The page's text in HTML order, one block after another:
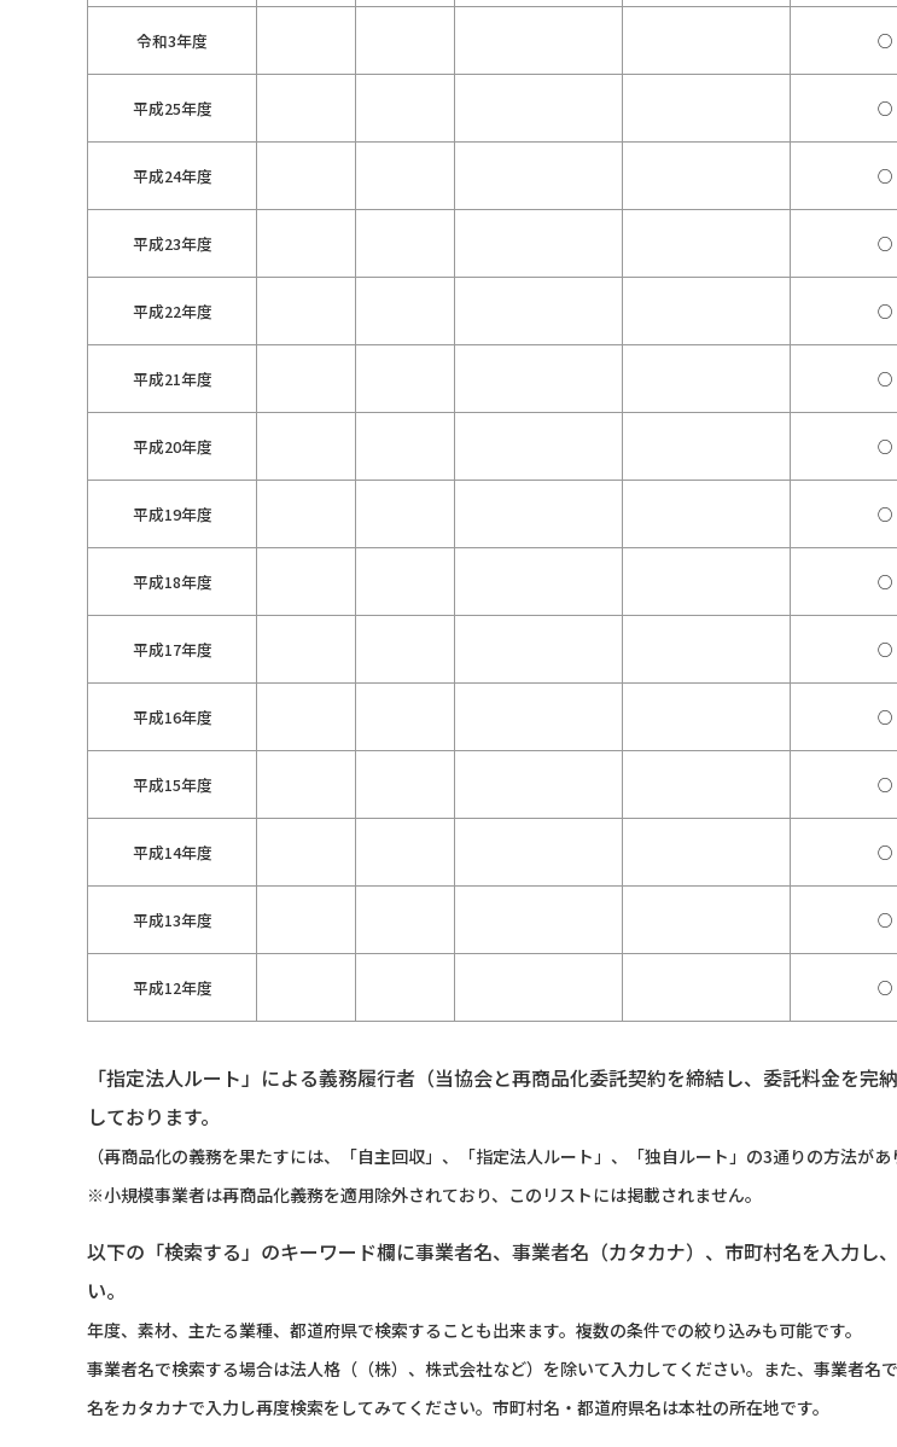
令和3年度 ○
平成25年度 ○
平成24年度 ○
平成23年度 ○
平成22年度 ○
平成21年度 ○
平成20年度 ○
平成19年度 ○
平成18年度 ○
平成17年度 ○
平成16年度 ○
平成15年度 ○
平成14年度 ○
平成13年度 ○
平成12年度 ○
「指定法人ルート」による義務履行者（当協会と再商品化委託契約を締結し、委託料金を完
しております。
（再商品化の義務を果たすには、「自主回収」、「指定法人ルート」、「独自ルート」の3通りの方法があ
※小規模事業者は再商品化義務を適用除外されており、このリストには掲載されません。
以下の「検索する」のキーワード欄に事業者名、事業者名（カタカナ）、市町村名を入力し
い。
年度、素材、主たる業種、都道府県で検索することも出来ます。複数の条件での絞り込みも可能です。
事業者名で検索する場合は法人格（（株）、株式会社など）を除いて入力してください。また、事業者名
名をカタカナで入力し再度検索をしてみてください。市町村名・都道府県名は本社の所在地です。